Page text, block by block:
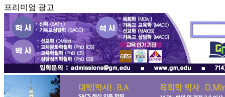
프리미엄 광고